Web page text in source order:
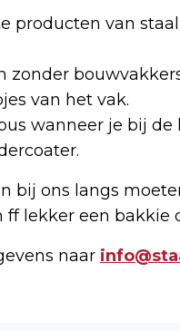
producten van
zonder
van het vak.
wanneer je bij
bij ons langs
lekker een bakkie
naar